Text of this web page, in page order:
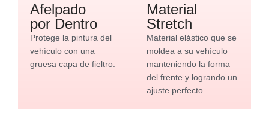
Afelpado
por Dentro
Protege la pintura del
vehículo con una
gruesa capa de fieltro.
Material
Stretch
Material elástico que se
moldea a su vehículo
manteniendo la forma
del frente y logrando un
ajuste perfecto.